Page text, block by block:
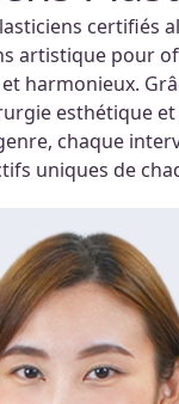
certifiés
artistique pour
harmonieux.
esthétique
chaque
uniques de